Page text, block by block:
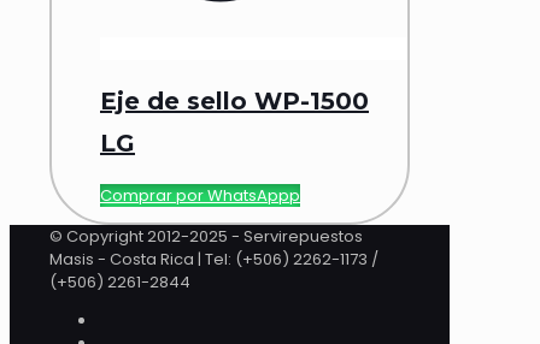
Eje de sello WP-1500
LG
Comprar por WhatsAppp
© Copyright 2012-2025 - Servirepuestos
Masis - Costa Rica | Tel: (+506) 2262-1173 /
(+506) 2261-2844